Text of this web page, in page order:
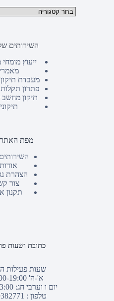
השירותים
ייעוץ
מעבדת
פתרון
תיקון מחשב
מפת האתר
הצהרת
צור
תקנון
כתובת ושעות
שעות פעילות
א'-ה' 09:00-19:00
יום ו וערבי חג: 09:00-13:00
טלפון :